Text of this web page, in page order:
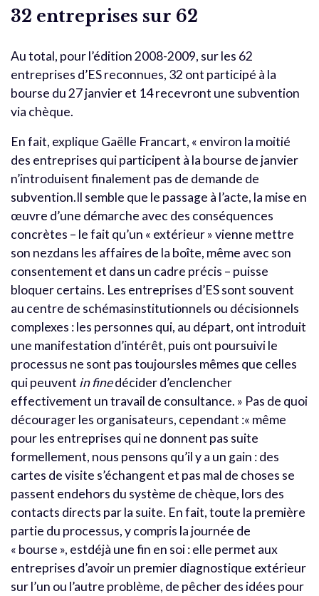
32 entreprises sur 62
Au total, pour l’édition 2008-2009, sur les 62
entreprises d’ES reconnues, 32 ont participé à la
bourse du 27 janvier et 14 recevront une subvention
via chèque.
En fait, explique Gaëlle Francart, « environ la moitié
des entreprises qui participent à la bourse de janvier
n’introduisent finalement pas de demande de
subvention.Il semble que le passage à l’acte, la mise en
œuvre d’une démarche avec des conséquences
concrètes – le fait qu’un « extérieur » vienne mettre
son nezdans les affaires de la boîte, même avec son
consentement et dans un cadre précis – puisse
bloquer certains. Les entreprises d’ES sont souvent
au centre de schémasinstitutionnels ou décisionnels
complexes : les personnes qui, au départ, ont introduit
une manifestation d’intérêt, puis ont poursuivi le
processus ne sont pas toujoursles mêmes que celles
qui peuvent in finedécider d’enclencher
effectivement un travail de consultance. » Pas de quoi
décourager les organisateurs, cependant :« même
pour les entreprises qui ne donnent pas suite
formellement, nous pensons qu’il y a un gain : des
cartes de visite s’échangent et pas mal de choses se
passent endehors du système de chèque, lors des
contacts directs par la suite. En fait, toute la première
partie du processus, y compris la journée de
« bourse », estdéjà une fin en soi : elle permet aux
entreprises d’avoir un premier diagnostique extérieur
sur l’un ou l’autre problème, de pêcher des idées pour